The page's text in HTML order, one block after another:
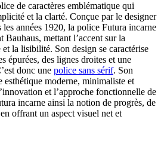
de caractères emblématique qui
et la clarté. Conçue par le designer
années 1920, la police Futura incarne
mettant l’accent sur la
la lisibilité. Son design se caractérise
épurées, des lignes droites et une
donc une police sans sérif. Son
moderne, minimaliste et
et l’approche fonctionnelle de
incarne ainsi la notion de progrès, de
offrant un aspect visuel net et